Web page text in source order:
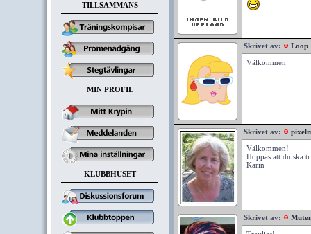
TILLSAMMANS
MIN PROFIL
KLUBBHUSET
Skrivet av:
Loop
Välkommen
Skrivet av:
Välkommen!
Hoppas att du ska
Karin
Skrivet av: